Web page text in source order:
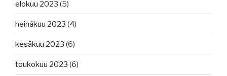
elokuu 2023 (5)
heinäkuu 2023 (4)
kesäkuu 2023 (6)
toukokuu 2023 (6)